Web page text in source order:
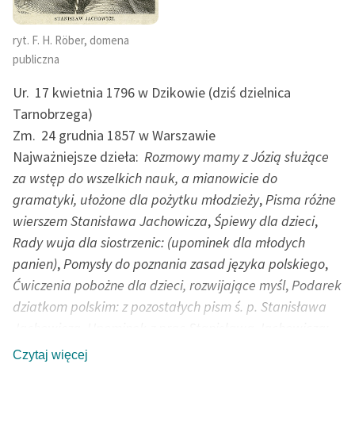
ryt. F. H. Röber, domena
publiczna
Ur. 17 kwietnia 1796 w Dzikowie (dziś dzielnica
Tarnobrzega)
Zm. 24 grudnia 1857 w Warszawie
Najważniejsze dzieła: Rozmowy mamy z Józią służące
za wstęp do wszelkich nauk, a mianowicie do
gramatyki, ułożone dla pożytku młodzieży,Pisma różne
wierszem Stanisława Jachowicza,Śpiewy dla dzieci,
Rady wuja dla siostrzenic: (upominek dla młodych
panien),Pomysły do poznania zasad języka polskiego,
Ćwiczenia pobożne dla dzieci, rozwijające myśl,Podarek
dziatkom polskim: z pozostałych pism ś. p. Stanisława
bajki, nauczki, opisy, powiastki i różne wierszyki
Czytaj więcej